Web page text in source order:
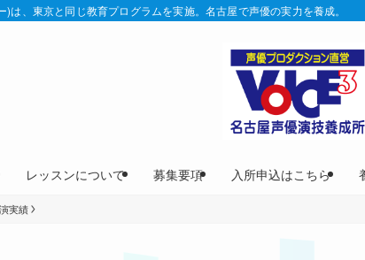
、東京と同じ教育プログラムを実施。名古屋で声優の実力を養成。
レッスンについて 募集要項 入所申込はこちら
実績